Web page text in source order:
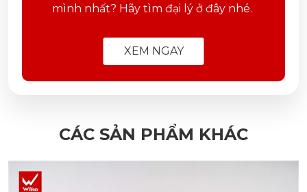
mình nhất? Hãy tìm đại lý ở đây nhé.
XEM NGAY
CÁC SẢN PHẨM KHÁC